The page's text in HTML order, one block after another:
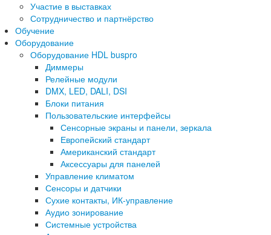
Участие в выставках
Сотрудничество и партнёрство
Обучение
Оборудование
Оборудование HDL buspro
Диммеры
Релейные модули
DMX, LED, DALI, DSI
Блоки питания
Пользовательские интерфейсы
Сенсорные экраны и панели, зеркала
Европейский стандарт
Американский стандарт
Аксессуары для панелей
Управление климатом
Сенсоры и датчики
Сухие контакты, ИК-управление
Аудио зонирование
Системные устройства